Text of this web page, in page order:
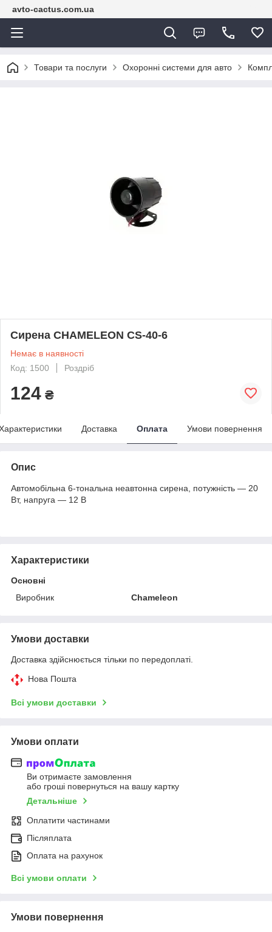
avto-cactus.com.ua
Товари та послуги Охоронні системи для авто
Сирена CHAMELEON CS-40-6
Немає в наявності
Код: 1500
Роздріб
124 ₴
Доставка Оплата Умови повернення
Опис
Автомобільна 6-тональна неавтонна сирена, потужність — 20
Вт, напруга — 12 В
Характеристики
Основні
Виробник
Chameleon
Умови доставки
Доставка здійснюється тільки по передоплаті.
Нова Пошта
Всі умови доставки
Умови оплати
Ви отримаєте замовлення
або гроші повернуться на вашу картку
Детальніше
Оплатити частинами
Післяплата
Оплата на рахунок
Всі умови оплати
Умови повернення